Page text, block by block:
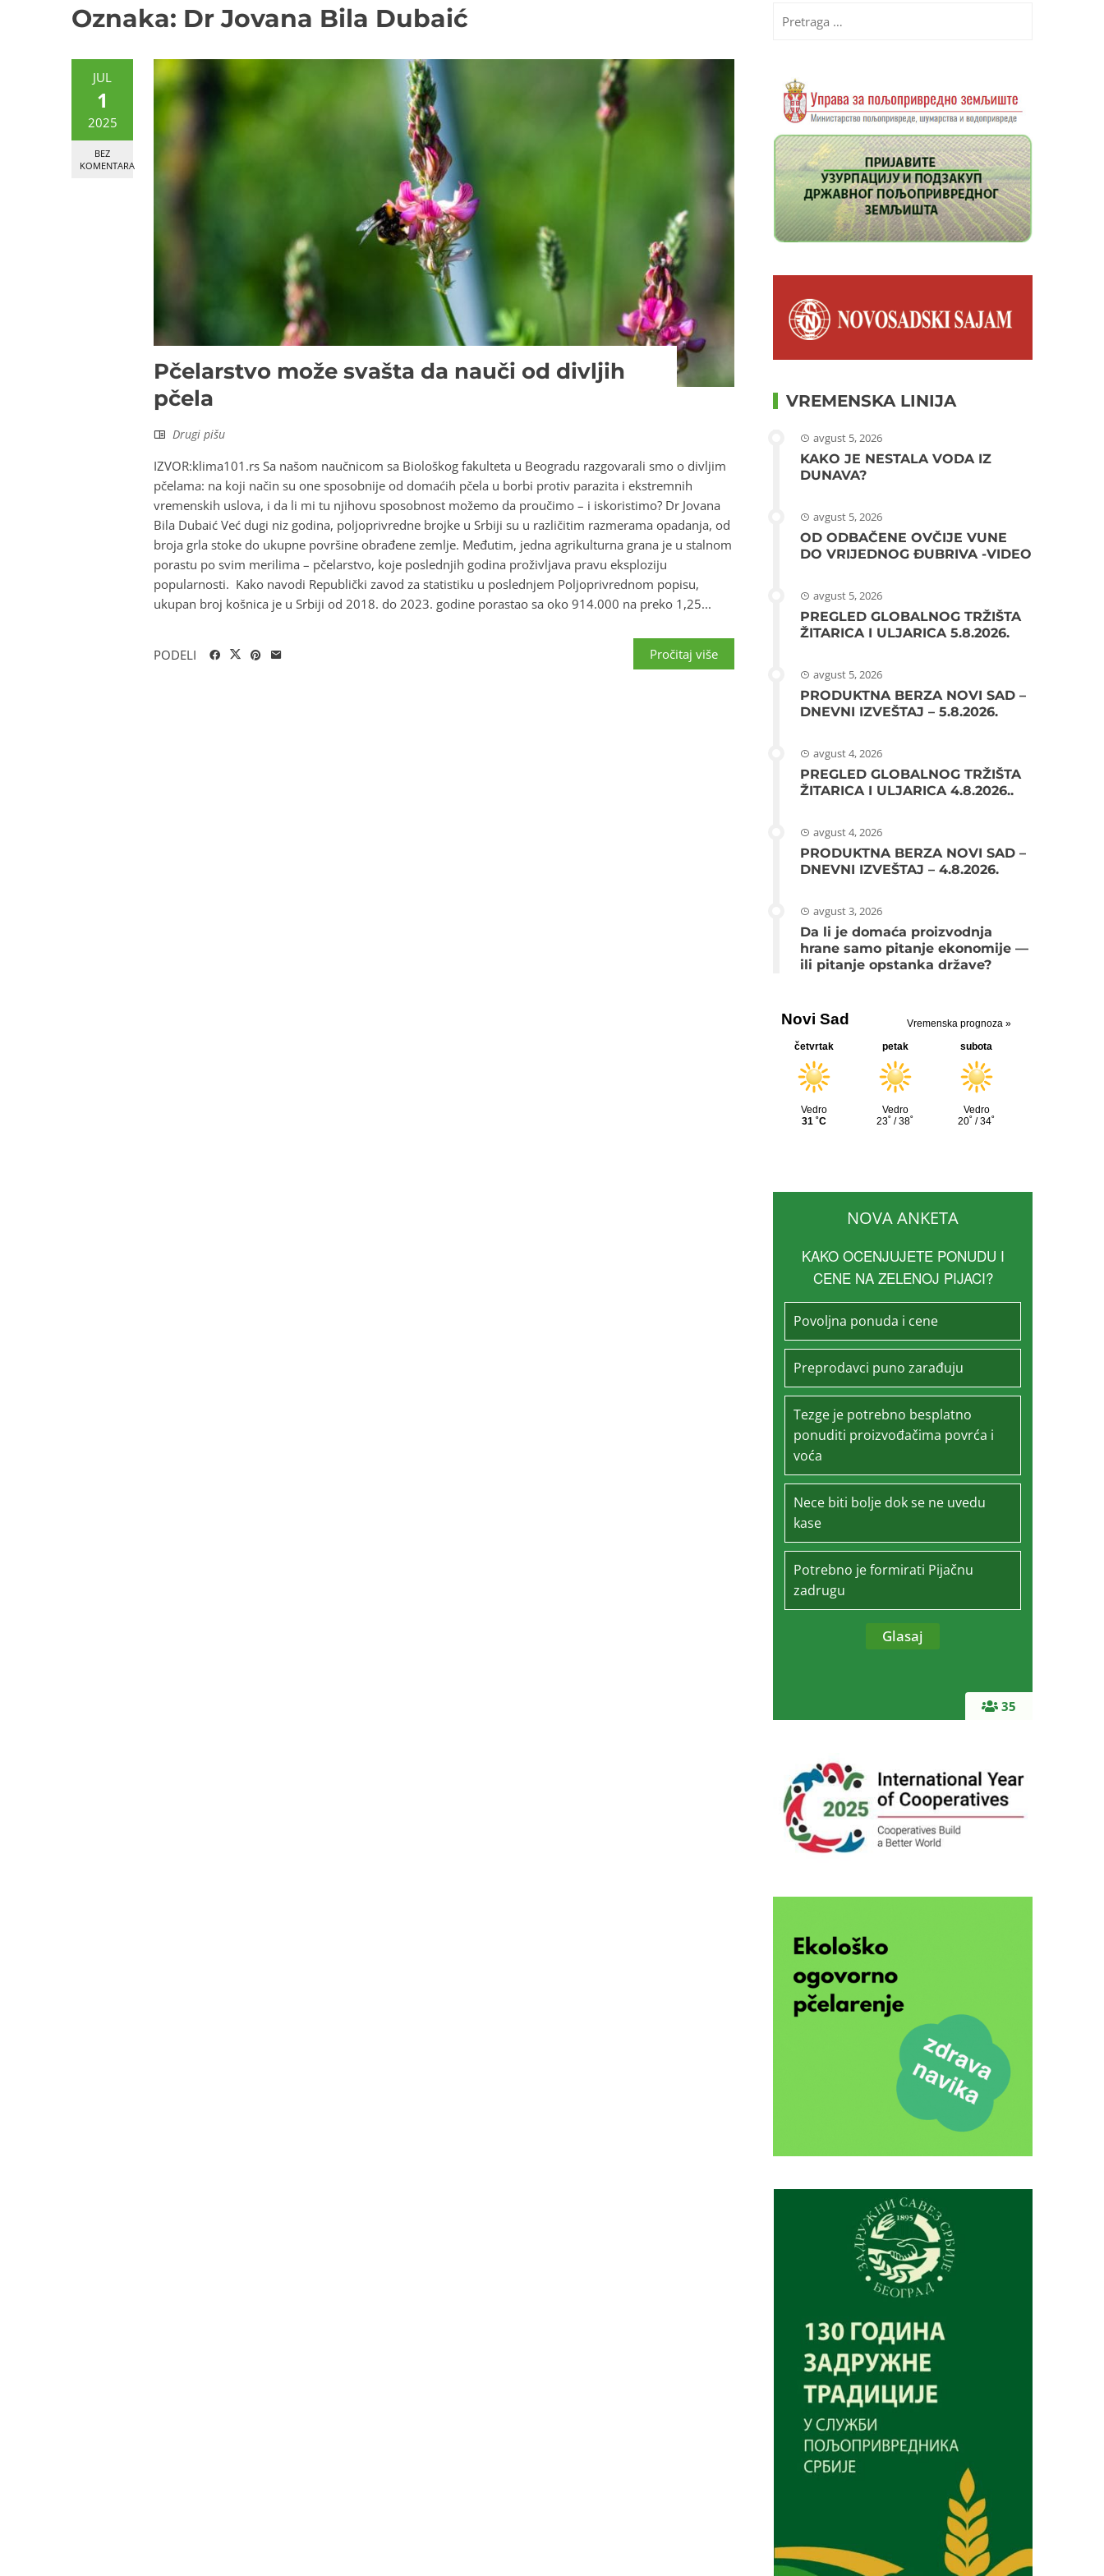
Oznaka: Dr Jovana Bila Dubaić
JUL
1
2025
BEZ
KOMENTARA
Pčelarstvo može svašta da nauči od divljih
pčela
Drugi pišu
IZVOR:klima101.rs Sa našom naučnicom sa Biološkog fakulteta u Beogradu razgovarali smo o divljim
pčelama: na koji način su one sposobnije od domaćih pčela u borbi protiv parazita i ekstremnih
vremenskih uslova, i da li mi tu njihovu sposobnost možemo da proučimo – i iskoristimo? Dr Jovana
Bila Dubaić Već dugi niz godina, poljoprivredne brojke u Srbiji su u različitim razmerama opadanja, od
broja grla stoke do ukupne površine obrađene zemlje. Međutim, jedna agrikulturna grana je u stalnom
porastu po svim merilima – pčelarstvo, koje poslednjih godina proživljava pravu eksploziju
popularnosti. Kako navodi Republički zavod za statistiku u poslednjem Poljoprivrednom popisu,
ukupan broj košnica je u Srbiji od 2018. do 2023. godine porastao sa oko 914.000 na preko 1,25...
Pročitaj više
PODELI
za:
VREMENSKA LINIJA
avgust 5, 2026
KAKO JE NESTALA VODA IZ
DUNAVA?
avgust 5, 2026
OD ODBAČENE OVČIJE VUNE
DO VRIJEDNOG ĐUBRIVA -VIDEO
avgust 5, 2026
PREGLED GLOBALNOG TRŽIŠTA
ŽITARICA I ULJARICA 5.8.2026.
avgust 5, 2026
PRODUKTNA BERZA NOVI SAD –
DNEVNI IZVEŠTAJ – 5.8.2026.
avgust 4, 2026
PREGLED GLOBALNOG TRŽIŠTA
ŽITARICA I ULJARICA 4.8.2026..
avgust 4, 2026
PRODUKTNA BERZA NOVI SAD –
DNEVNI IZVEŠTAJ – 4.8.2026.
avgust 3, 2026
Da li je domaća proizvodnja
hrane samo pitanje ekonomije —
ili pitanje opstanka države?
35
NOVA ANKETA
KAKO OCENJUJETE PONUDU I
CENE NA ZELENOJ PIJACI?
Povoljna ponuda i cene
Preprodavci puno zarađuju
Tezge je potrebno besplatno
ponuditi proizvođačima povrća i
voća
Nece biti bolje dok se ne uvedu
kase
Potrebno je formirati Pijačnu
zadrugu